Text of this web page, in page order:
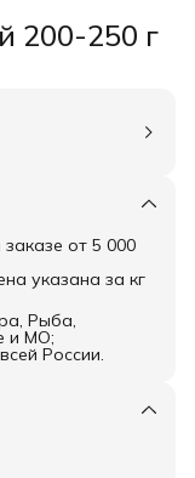
200-250 г
от 5 000
указана за кг
Рыба,
и МО;
России.